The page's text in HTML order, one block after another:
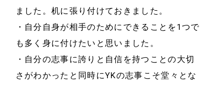
ました。机に張り付けておきました。
・自分自身が相手のためにできることを1つで
も多く身に付けたいと思いました。
・自分の志事に誇りと自信を持つことの大切
さがわかったと同時にYKの志事こそ堂々とな